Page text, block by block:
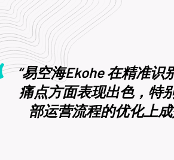
“易空海Ekohe 在精准识
痛点方面表现出色，特
部运营流程的优化上成